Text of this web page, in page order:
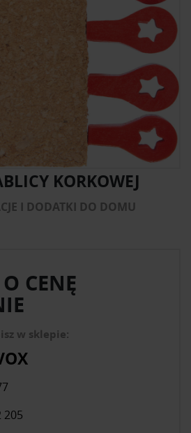
KORKOWEJ
I DODATKI DO DOMU
CENĘ
w sklepie:
205